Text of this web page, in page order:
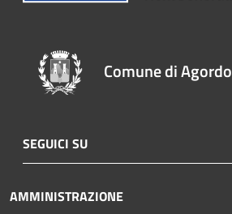
Comune di Agordo
SEGUICI SU
AMMINISTRAZIONE